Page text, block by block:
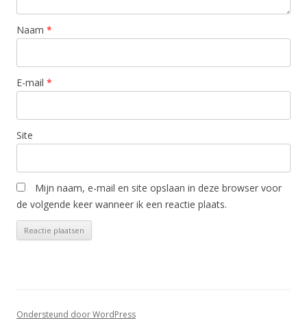
Naam *
E-mail *
Site
Mijn naam, e-mail en site opslaan in deze browser voor
de volgende keer wanneer ik een reactie plaats.
Ondersteund door WordPress